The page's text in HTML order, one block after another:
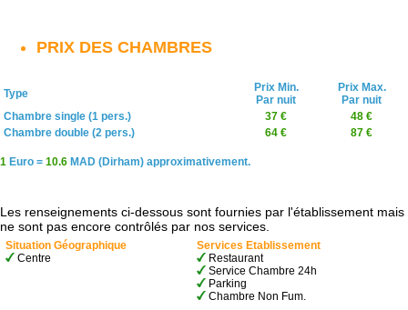
PRIX DES CHAMBRES
Type
Prix Min.
Par nuit
Prix Max.
Par nuit
Chambre single (1 pers.)
37 €
48 €
Chambre double (2 pers.)
64 € 87 €
1 Euro = 10.6 MAD (Dirham) approximativement.
Les renseignements ci-dessous sont fournies par l'établissement mais
ne sont pas encore contrôlés par nos services.
Situation Géographique
Centre
Services Etablissement
Restaurant
Service Chambre 24h
Parking
Chambre Non Fum.